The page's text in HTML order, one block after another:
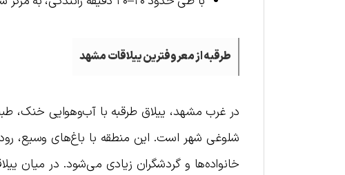
طرقبه از معروفترین ییلاقات مشهد
در غرب مشهد، ییلاق طرقبه با آب‌و‌هوایی خنک،
شلوغی شهر است. این منطقه با باغ‌های وسیع،
خانواده‌ها و گردشگران زیادی می‌شود. در میان